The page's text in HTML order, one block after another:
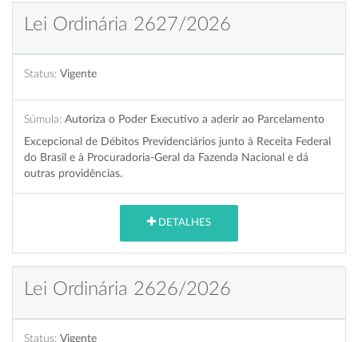
Lei Ordinária 2627/2026
Status: Vigente
Súmula: Autoriza o Poder Executivo a aderir ao Parcelamento
Excepcional de Débitos Previdenciários junto à Receita Federal
do Brasil e à Procuradoria-Geral da Fazenda Nacional e dá
outras providências.
DETALHES
Lei Ordinária 2626/2026
Status: Vigente